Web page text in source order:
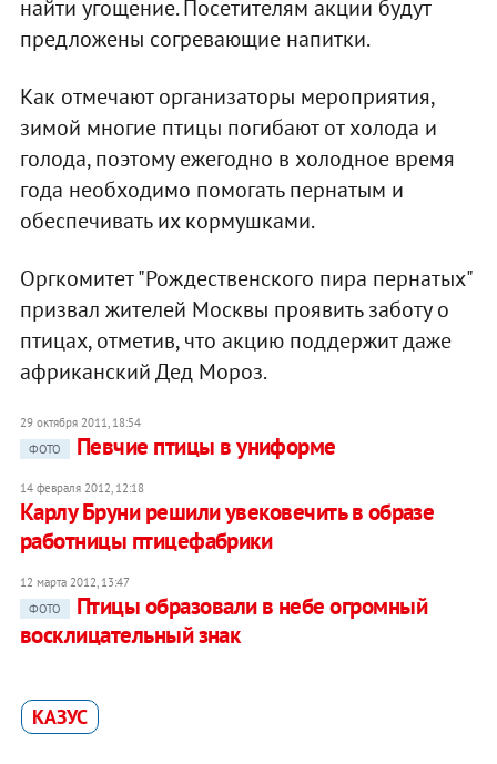
найти угощение. Посетителям акции будут
предложены согревающие напитки.
Как отмечают организаторы мероприятия,
зимой многие птицы погибают от холода и
голода, поэтому ежегодно в холодное время
года необходимо помогать пернатым и
обеспечивать их кормушками.
Оргкомитет "Рождественского пира пернатых"
призвал жителей Москвы проявить заботу о
птицах, отметив, что акцию поддержит даже
африканский Дед Мороз.
29 октября 2011, 18:54
ФОТО
Певчие птицы в униформе
14 февраля 2012, 12:18
Карлу Бруни решили увековечить в образе
работницы птицефабрики
12 марта 2012, 13:47
ФОТО
Птицы образовали в небе огромный
восклицательный знак
КАЗУС